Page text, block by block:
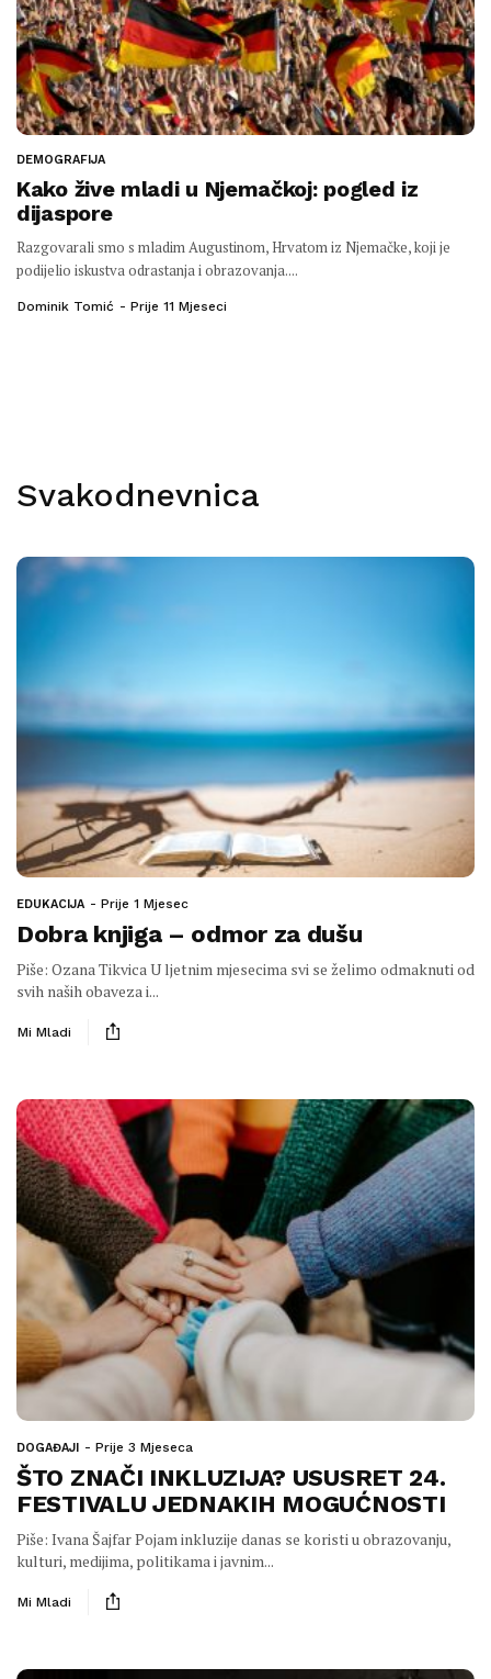
DEMOGRAFIJA
Kako žive mladi u Njemačkoj: pogled iz
dijaspore
Razgovarali smo s mladim Augustinom, Hrvatom iz Njemačke, koji je
podijelio iskustva odrastanja i obrazovanja....
Dominik Tomić Prije 11 Mjeseci
Svakodnevnica
EDUKACIJA Prije 1 Mjesec
Dobra knjiga – odmor za dušu
Piše: Ozana Tikvica U ljetnim mjesecima svi se želimo odmaknuti od
svih naših obaveza i...
Mi Mladi
DOGAĐAJI Prije 3 Mjeseca
ŠTO ZNAČI INKLUZIJA? USUSRET 24.
FESTIVALU JEDNAKIH MOGUĆNOSTI
Piše: Ivana Šajfar Pojam inkluzije danas se koristi u obrazovanju,
kulturi, medijima, politikama i javnim...
Mi Mladi